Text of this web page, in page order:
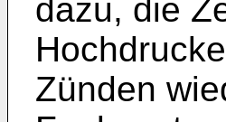
dazu, die
Zünden